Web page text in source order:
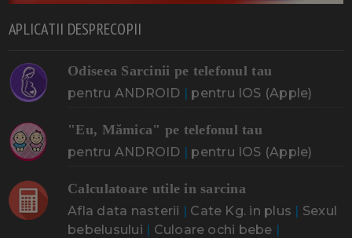
APLICATII DESPRECOPII
Odiseea Sarcinii pe telefonul tau
pentru ANDROID pentru IOS (Apple)
"Eu, Mămica" pe telefonul tau
pentru ANDROID pentru IOS (Apple)
Calculatoare utile in sarcina
Afla data nasterii Cate Kg. in plus
Sexul
bebelusului
Culoare ochi bebe